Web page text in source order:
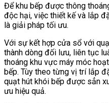
Để khu bếp được thông
độc hại, việc thiết kế và lắp
là giải pháp tối ưu.
Với sự kết hợp cửa sổ với
thành dòng đối lưu, liên tục
thoáng khu vực máy móc
bếp. Tùy theo từng vị trí lắp
quạt hút khói bếp được sẳn
ưu hiệu quả.